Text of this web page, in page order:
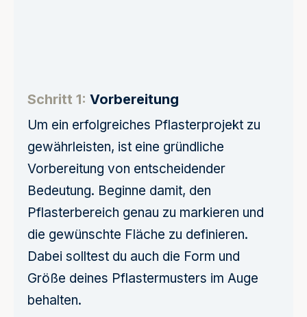
Schritt 1: Vorbereitung
Um ein erfolgreiches Pflasterprojekt zu
gewährleisten, ist eine gründliche
Vorbereitung von entscheidender
Bedeutung. Beginne damit, den
Pflasterbereich genau zu markieren und
die gewünschte Fläche zu definieren.
Dabei solltest du auch die Form und
Größe deines Pflastermusters im Auge
behalten.